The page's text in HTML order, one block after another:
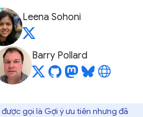
Leena Sohoni
Barry Pollard
gọi là Gợi ý ưu tiên nhưng đã